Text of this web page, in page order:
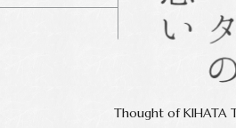
Thought of KIHATA